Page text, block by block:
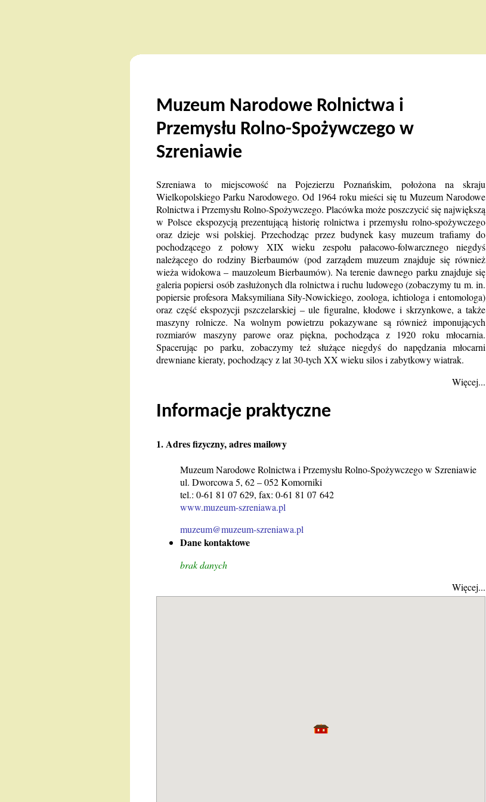
Muzeum Narodowe Rolnictwa i
Przemysłu Rolno-Spożywczego w
Szreniawie
Szreniawa to miejscowość na Pojezierzu Poznańskim, położona na skraju
Wielkopolskiego Parku Narodowego. Od 1964 roku mieści się tu Muzeum Narodowe
Rolnictwa i Przemysłu Rolno-Spożywczego. Placówka może poszczycić się największą
w Polsce ekspozycją prezentującą historię rolnictwa i przemysłu rolno-spożywczego
oraz dzieje wsi polskiej. Przechodząc przez budynek kasy muzeum trafiamy do
pochodzącego z połowy XIX wieku zespołu pałacowo-folwarcznego niegdyś
należącego do rodziny Bierbaumów (pod zarządem muzeum znajduje się również
wieża widokowa – mauzoleum Bierbaumów). Na terenie dawnego parku znajduje się
galeria popiersi osób zasłużonych dla rolnictwa i ruchu ludowego (zobaczymy tu m. in.
popiersie profesora Maksymiliana Siły-Nowickiego, zoologa, ichtiologa i entomologa)
oraz część ekspozycji pszczelarskiej – ule figuralne, kłodowe i skrzynkowe, a także
maszyny rolnicze. Na wolnym powietrzu pokazywane są również imponujących
rozmiarów maszyny parowe oraz piękna, pochodząca z 1920 roku młocarnia.
Spacerując po parku, zobaczymy też służące niegdyś do napędzania młocarni
drewniane kieraty, pochodzący z lat 30-tych XX wieku silos i zabytkowy wiatrak.
Więcej...
Informacje praktyczne
1. Adres fizyczny, adres mailowy
Muzeum Narodowe Rolnictwa i Przemysłu Rolno-Spożywczego w Szreniawie
ul. Dworcowa 5, 62 – 052 Komorniki
tel.: 0-61 81 07 629, fax: 0-61 81 07 642
www.muzeum-szreniawa.pl
muzeum@muzeum-szreniawa.pl
Dane kontaktowe
brak danych
Więcej...